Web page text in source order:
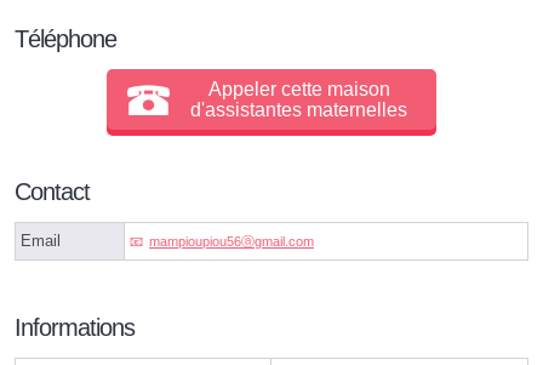
Téléphone
Appeler cette maison
d'assistantes maternelles
Contact
Email mampioupiou56ⓐgmail.com
Informations